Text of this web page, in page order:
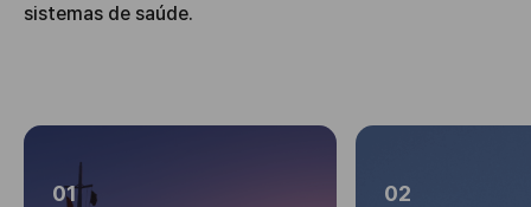
sistemas de saúde.
01 02